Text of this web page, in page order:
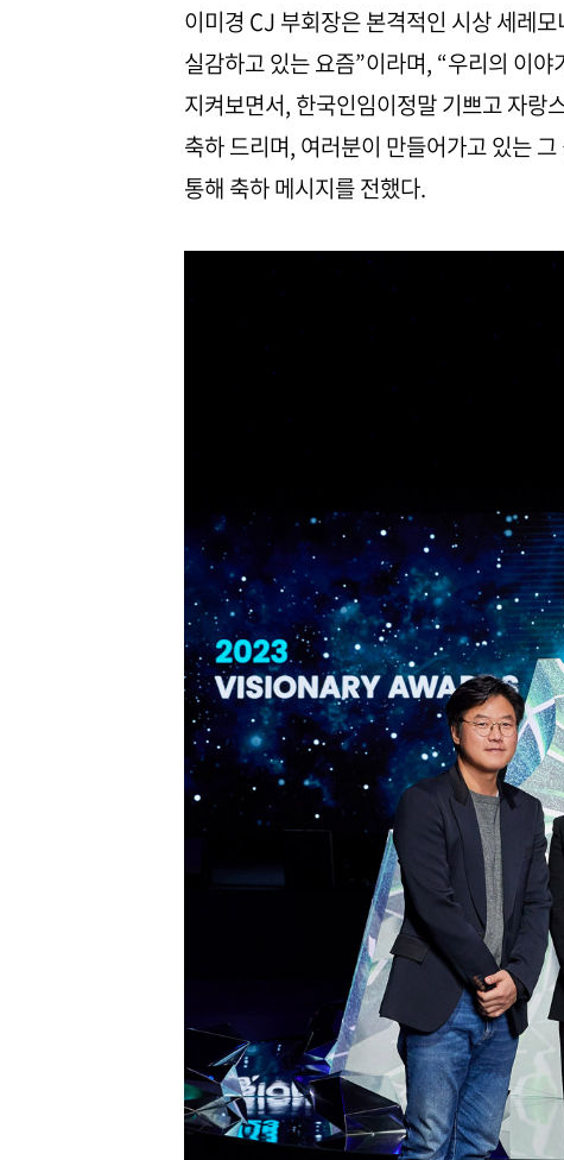
이미경 CJ 부회장은 본격적인 시상 세레
실감하고 있는 요즘”이라며, “우리의 이
지켜보면서, 한국인임이정말 기쁘고 자랑
축하 드리며, 여러분이 만들어가고 있는
통해 축하 메시지를 전했다.